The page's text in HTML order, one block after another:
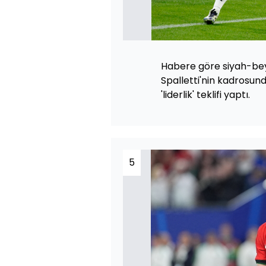
Habere göre siyah-
Spalletti'nin
'liderlik' teklifi yaptı.
5